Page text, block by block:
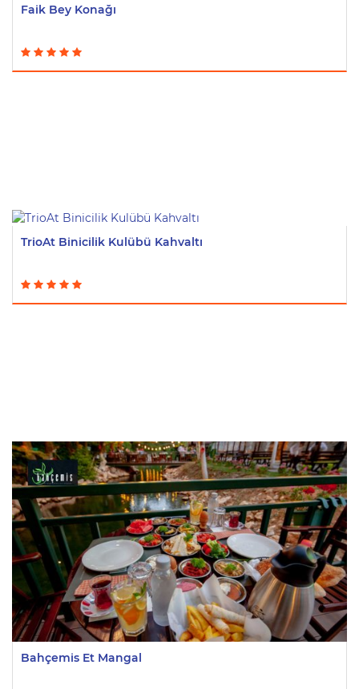
Faik Bey Konağı
TrioAt Binicilik Kulübü Kahvaltı
Bahçemis Et Mangal